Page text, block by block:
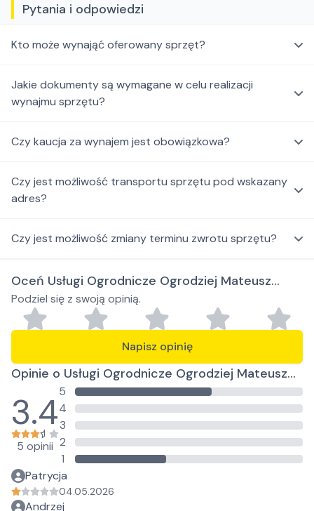
Pytania i odpowiedzi
Kto może wynająć oferowany sprzęt?
Jakie dokumenty są wymagane w celu realizacji
wynajmu sprzętu?
Czy kaucja za wynajem jest obowiązkowa?
Czy jest możliwość transportu sprzętu pod wskazany
adres?
Czy jest możliwość zmiany terminu zwrotu sprzętu?
Oceń Usługi Ogrodnicze Ogrodziej Mateusz
Krzewiński
Podziel się z swoją opinią.
Napisz opinię
Opinie o Usługi Ogrodnicze Ogrodziej Mateusz
Krzewiński
3.4
5 opinii
5
4
3
2
1
Patrycja
04.05.2026
Andrzej